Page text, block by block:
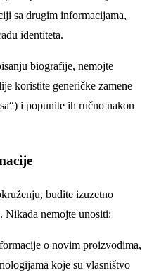
sa drugim informacijama,
identiteta.
biografije, nemojte
koristite generičke zamene
i popunite ih ručno nakon
budite izuzetno
Nikada nemojte unositi:
o novim proizvodima,
koje su vlasništvo